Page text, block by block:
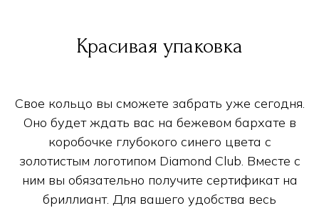
Красивая упаковка
Свое кольцо вы сможете забрать уже сегодня.
Оно будет ждать вас на бежевом бархате в
коробочке глубокого синего цвета с
золотистым логотипом Diamond Club. Вместе с
ним вы обязательно получите сертификат на
бриллиант. Для вашего удобства весь